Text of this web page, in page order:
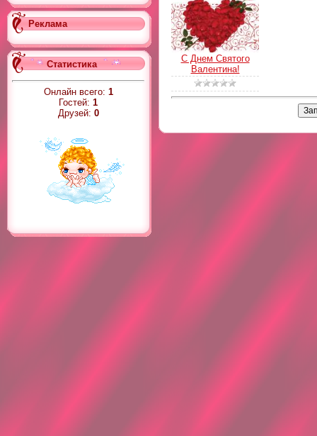
Реклама
Статистика
Онлайн всего: 1
Гостей: 1
Друзей: 0
С Днем Святого
Валентина!